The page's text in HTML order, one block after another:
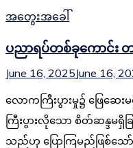
အတွေးအခေါ်
ပညာရပ်တစ်ခုကောင်း တ
June 16, 2025June 16,
လောကကြီးပွားမှု၌ ဖြေဆ
ကြီးပွားလိုသော စိတ်ဆန္ဒမရှိခ
သည်ဟု ပြောကြမည်ဖြစ်သ